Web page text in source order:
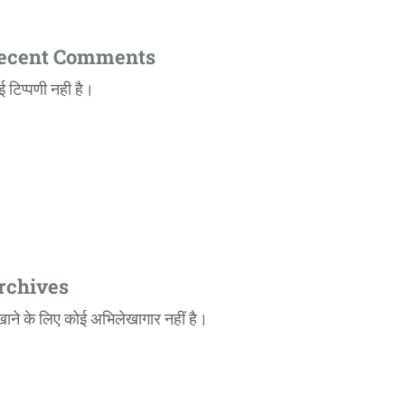
Comments
टिप्पणी नही है।
के लिए कोई अभिलेखागार नहीं है।